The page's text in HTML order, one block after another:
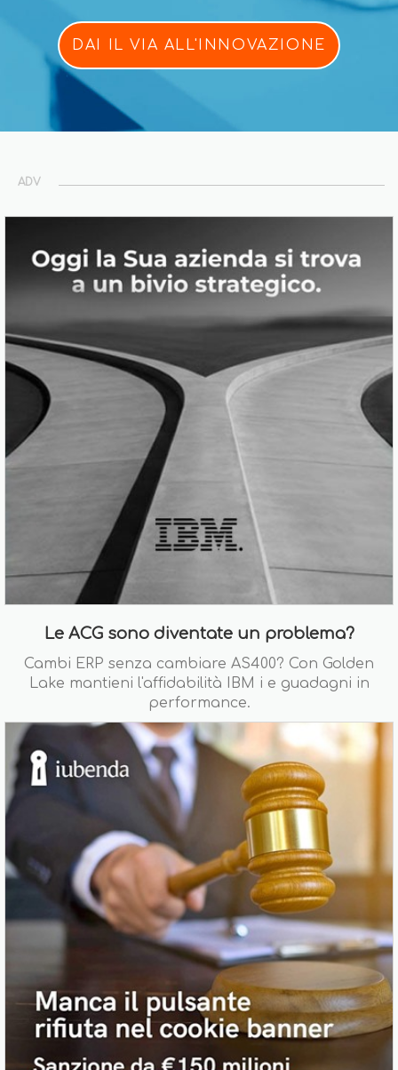
DAI IL VIA ALL'INNOVAZIONE
ADV
Le ACG sono diventate un problema?
Cambi ERP senza cambiare AS400? Con Golden
Lake mantieni l'affidabilità IBM i e guadagni in
performance.